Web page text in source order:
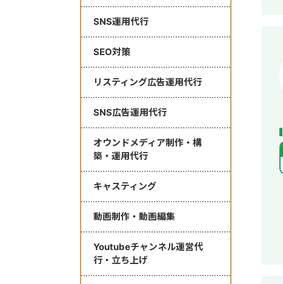
SNS運用代行
SEO対策
リスティング広告運用代行
SNS広告運用代行
オウンドメディア制作・構
築・運用代行
キャスティング
動画制作・動画編集
Youtubeチャンネル運営代
行・立ち上げ